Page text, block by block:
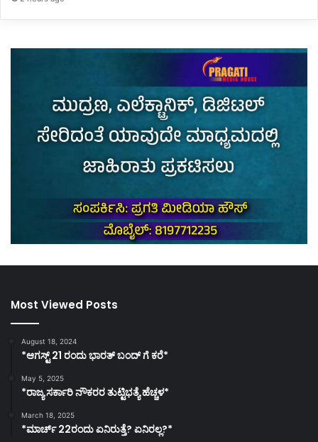
Most Viewed Posts
August 18, 2024
*ಆಗಸ್ಟ್ 21 ರಂದು ಭಾರತ್‌ ಬಂದ್‌ ಗೆ ಕರೆ*
May 5, 2025
*ರಾಜ್ಯ ಸರ್ಕಾರಿ ನೌಕರರ ತುಟ್ಟಿಭತ್ಯೆ ಹೆಚ್ಚಳ*
March 18, 2025
*ಮಾರ್ಚ್ 22ರಂದು ಏನಿರುತ್ತೆ? ಏನಿರಲ್ಲ?*